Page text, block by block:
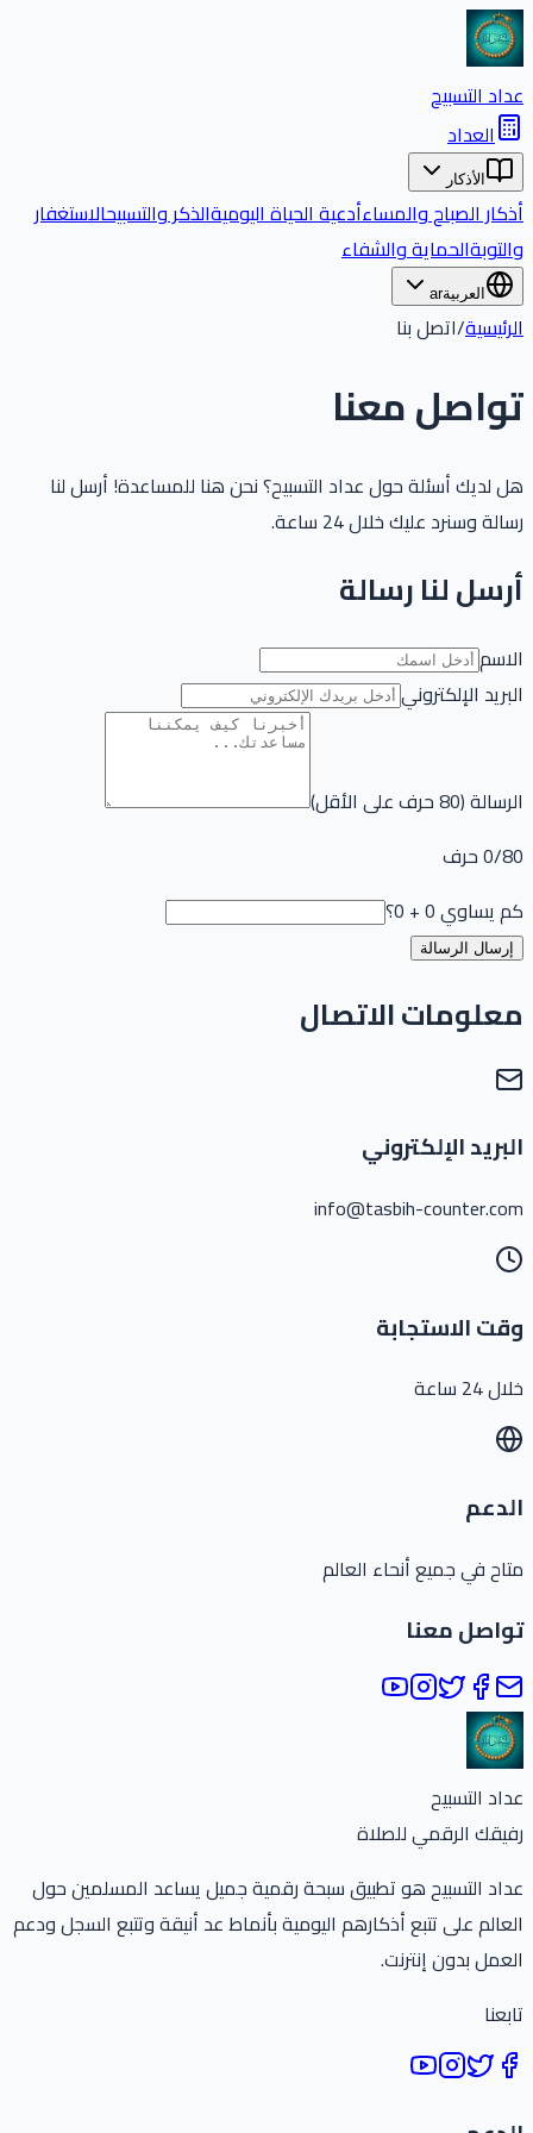
عداد التسبيح
العداد
الأذكار
أذكار الصباح والمساءأدعية الحياة اليوميةالذكر والتسبيحالاستغفار
والتوبةالحماية والشفاء
العربيةar
الرئيسية/اتصل بنا
تواصل معنا
هل لديك أسئلة حول عداد التسبيح؟ نحن هنا للمساعدة! أرسل لنا
رسالة وسنرد عليك خلال 24 ساعة.
أرسل لنا رسالة
الاسم
البريد الإلكتروني
الرسالة (80 حرف على الأقل)
0/80 حرف
كم يساوي 0 + 0؟
إرسال الرسالة
معلومات الاتصال
البريد الإلكتروني
info@tasbih-counter.com
وقت الاستجابة
خلال 24 ساعة
الدعم
متاح في جميع أنحاء العالم
تواصل معنا
عداد التسبيح
رفيقك الرقمي للصلاة
عداد التسبيح هو تطبيق سبحة رقمية جميل يساعد المسلمين حول
العالم على تتبع أذكارهم اليومية بأنماط عد أنيقة وتتبع السجل ودعم
العمل بدون إنترنت.
تابعنا